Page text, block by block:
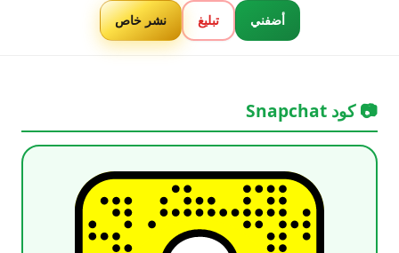
أضفني تبليغ نشر خاص
📷 كود Snapchat